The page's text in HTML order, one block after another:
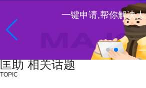
一键申请,帮你解决
匡助 相关话题
TOPIC